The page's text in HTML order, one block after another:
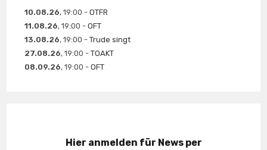
10.08.26, 19:00 -OTFR
11.08.26, 19:00 -OFT
13.08.26, 19:00 -Trude singt
27.08.26, 19:00 -TOAKT
08.09.26, 19:00 -OFT
Hier anmelden für News per